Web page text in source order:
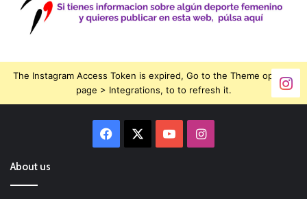
The Instagram Access Token is expired, Go to the Theme options
page > Integrations, to to refresh it.
Facebook YouTubeInstagram
About us